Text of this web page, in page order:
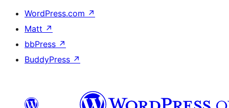
WordPress.com ↗
Matt ↗
bbPress ↗
BuddyPress ↗